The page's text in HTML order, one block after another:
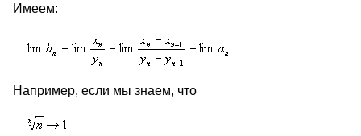
Имеем:
Например, если мы знаем, что